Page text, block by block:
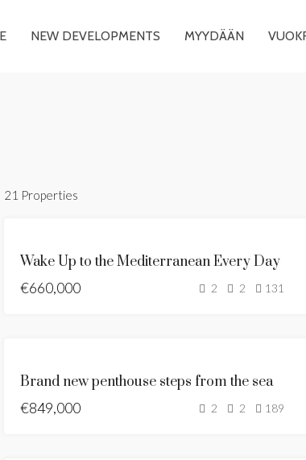
NEW DEVELOPMENTS MYYDÄÄN
21 Properties
UUSI LISTAUS
Wake Up to the Mediterranean Every Day
€660,000
2 2 131
MYYTÄVÄNÄ
Brand new penthouse steps from the sea
€849,000
2 2 189